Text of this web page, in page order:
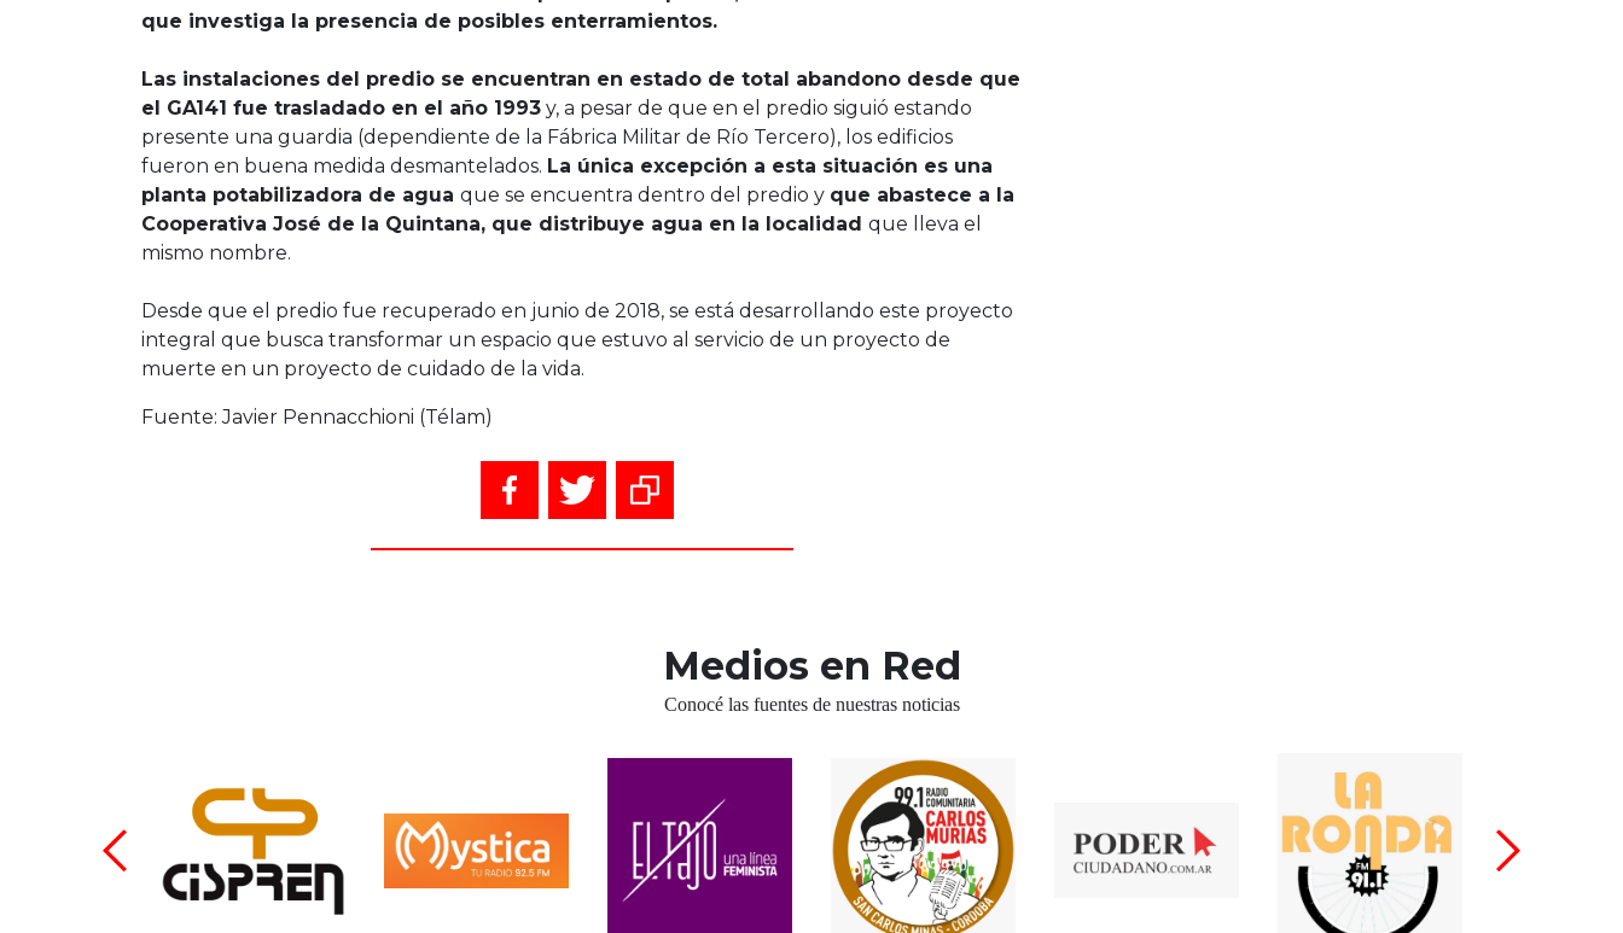
que investiga la presencia de posibles enterramientos.
Las instalaciones del predio se encuentran en estado de total abandono desde que
el GA141 fue trasladado en el año 1993 y, a pesar de que en el predio siguió estando
presente una guardia (dependiente de la Fábrica Militar de Río Tercero), los edificios
fueron en buena medida desmantelados. La única excepción a esta situación es una
planta potabilizadora de agua que se encuentra dentro del predio y que abastece a la
Cooperativa José de la Quintana, que distribuye agua en la localidad que lleva el
mismo nombre.
Desde que el predio fue recuperado en junio de 2018, se está desarrollando este proyecto
integral que busca transformar un espacio que estuvo al servicio de un proyecto de
muerte en un proyecto de cuidado de la vida.
Fuente: Javier Pennacchioni (Télam)
Medios en Red
Conocé las fuentes de nuestras noticias